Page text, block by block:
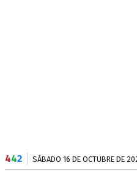
442 SÁBADO 16 DE OCTUBRE DE